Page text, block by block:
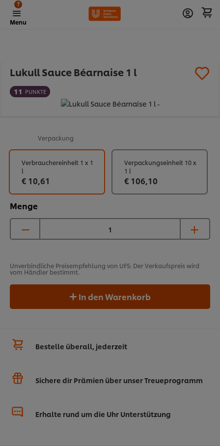
Menu
?
Lukull Sauce Béarnaise 1 l
11 PUNKTE
Verpackung
Menge
Verbrauchereinheit 1 x 1
l
€ 10,61
Verpackungseinheit 10 x
1 l
€ 106,10
Unverbindliche Preisempfehlung von UFS: Der Verkaufspreis wird
vom Händler bestimmt.
In den Warenkorb
Bestelle überall, jederzeit
Sichere dir Prämien über unser Treueprogramm
Erhalte rund um die Uhr Unterstützung